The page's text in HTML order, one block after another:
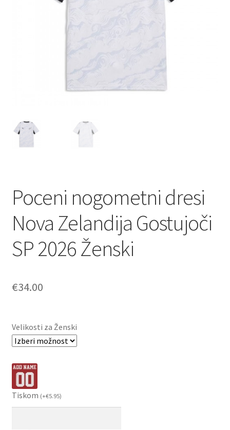
Poceni nogometni dresi
Nova Zelandija Gostujoči
SP 2026 Ženski
€34.00
Velikosti za Ženski
Tiskom (+€5.95)